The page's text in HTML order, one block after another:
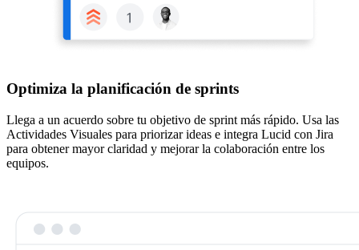
Optimiza la planificación de sprints
Llega a un acuerdo sobre tu objetivo de sprint más rápido. Usa las
Actividades Visuales para priorizar ideas e integra Lucid con Jira
para obtener mayor claridad y mejorar la colaboración entre los
equipos.